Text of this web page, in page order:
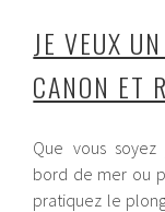
JE VEUX
CANON ET
Que vous
bord de mer ou
pratiquez le